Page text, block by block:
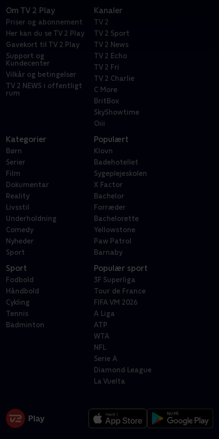
Om TV 2 Play
Priser og abonnement
Her kan du se TV 2 Play
Gavekort til TV 2 Play
Support og
Kundecenter
Vilkår og betingelser
TV 2 NEWS i offentligt
rum
Kanaler
TV 2
TV 2 Sport
TV 2 News
TV 2 Echo
TV 2 Fri
TV 2 Charlie
C More
BritBox
SkyShowtime
Oiii
Kategorier
Børn
Serier
Film
Dokumentar
Reality
Livsstil
Underholdning
Comedy
Nyheder
Sport
Populært
Klovn
Badehotellet
Sygeplejeskolen
X Factor
Bachelor
Forræder
Bachelorette
Yellowstone
Paw Patrol
Barnaby
Sport
Fodbold
Håndbold
Cykling
Tennis
Badminton
Populær sport
3F Superliga
Tour de France
FIFA VM 2026
A Liga
ATP
WTA
NFL
Serie A
Diamond League
La Vuelta